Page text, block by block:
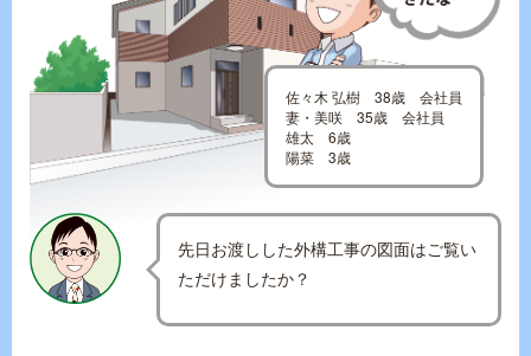
佐々木 弘樹 38歳 会社員
妻・美咲 35歳 会社員
雄太 6歳
陽菜 3歳
先日お渡しした外構工事の図面はご覧い
ただけましたか？